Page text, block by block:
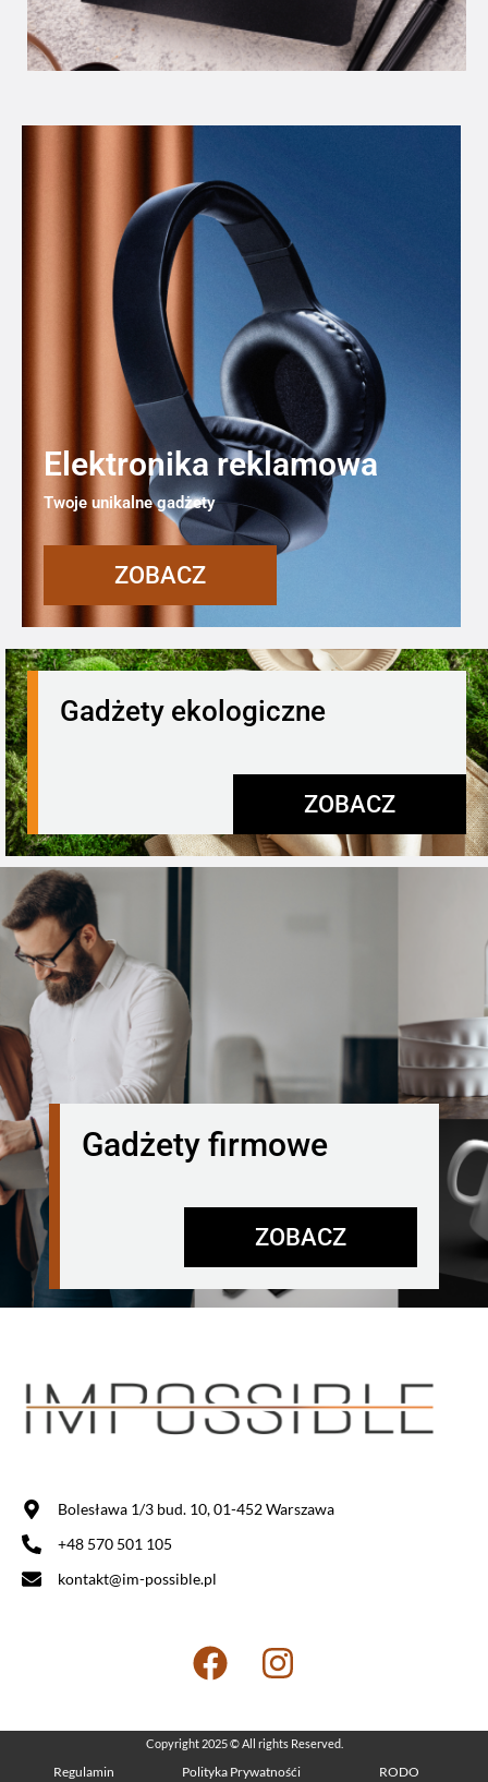
Elektronika reklamowa
Twoje unikalne gadżety
ZOBACZ
Gadżety ekologiczne
ZOBACZ
Gadżety firmowe
ZOBACZ
Bolesława 1/3 bud. 10, 01-452 Warszawa
+48 570 501 105
kontakt@im-possible.pl
Copyright 2025 © All rights Reserved.
Regulamin Polityka Prywatnośći RODO